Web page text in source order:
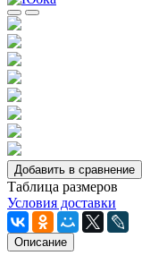
Добавить в сравнение
Таблица размеров
Условия доставки
Описание